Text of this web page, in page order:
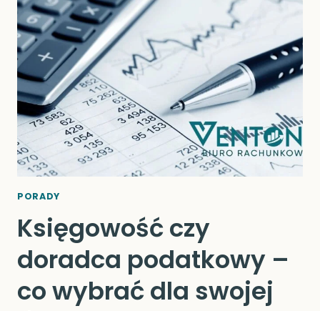
PORADY
Księgowość czy
doradca podatkowy –
co wybrać dla swojej